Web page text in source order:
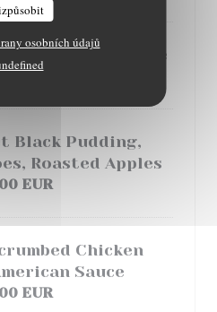
osobních údajů
Smoked Cod Roe
EUR
Black Pudding,
Roasted Apples
EUR
Chicken
Sauce
EUR